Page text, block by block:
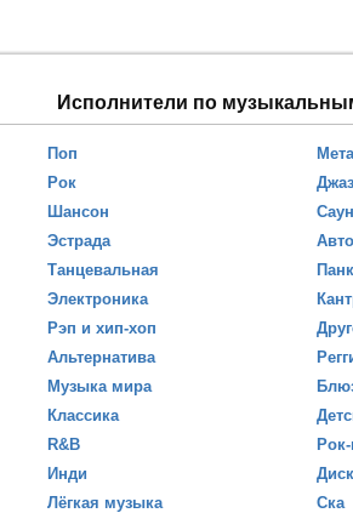
Исполнители по
Поп
Рок
Шансон
Эстрада
Танцевальная
Электроника
Рэп и хип-хоп
Альтернатива
Музыка мира
Классика
R&B
Инди
Лёгкая музыка
Джаз
Панк
Ска